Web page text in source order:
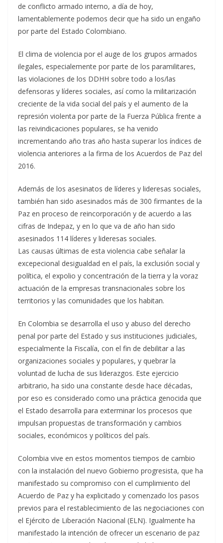
de conflicto armado interno, a día de hoy,
lamentablemente podemos decir que ha sido un engaño
por parte del Estado Colombiano.
El clima de violencia por el auge de los grupos armados
ilegales, especialemente por parte de los paramilitares,
las violaciones de los DDHH sobre todo a los/las
defensoras y líderes sociales, así como la militarización
creciente de la vida social del país y el aumento de la
represión violenta por parte de la Fuerza Pública frente a
las reivindicaciones populares, se ha venido
incrementando año tras año hasta superar los índices de
violencia anteriores a la firma de los Acuerdos de Paz del
2016.
Además de los asesinatos de líderes y lideresas sociales,
también han sido asesinados más de 300 firmantes de la
Paz en proceso de reincorporación y de acuerdo a las
cifras de Indepaz, y en lo que va de año han sido
asesinados 114 líderes y lideresas sociales.
Las causas últimas de esta violencia cabe señalar la
excepecional desigualdad en el país, la exclusión social y
política, el expolio y concentración de la tierra y la voraz
actuación de la empresas transnacionales sobre los
territorios y las comunidades que los habitan.
En Colombia se desarrolla el uso y abuso del derecho
penal por parte del Estado y sus instituciones judiciales,
especialmente la Fiscalía, con el fin de debilitar a las
organizaciones sociales y populares, y quebrar la
voluntad de lucha de sus liderazgos. Este ejercicio
arbitrario, ha sido una constante desde hace décadas,
por eso es considerado como una práctica genocida que
el Estado desarrolla para exterminar los procesos que
impulsan propuestas de transformación y cambios
sociales, económicos y políticos del país.
Colombia vive en estos momentos tiempos de cambio
con la instalación del nuevo Gobierno progresista, que ha
manifestado su compromiso con el cumplimiento del
Acuerdo de Paz y ha explicitado y comenzado los pasos
previos para el restablecimiento de las negociaciones con
el Ejército de Liberación Nacional (ELN). Igualmente ha
manifestado la intención de ofrecer un escenario de paz